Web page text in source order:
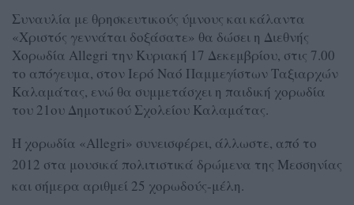
Συναυλία με θρησκευτικούς ύμνους και κάλαντα
«Χριστός γεννάται δοξάσατε» θα δώσει η Διεθνής
Χορωδία Allegri την Κυριακή 17 Δεκεμβρίου, στις 7.00
το απόγευμα, στον Ιερό Ναό Παμμεγίστων Ταξιαρχών
Καλαμάτας, ενώ θα συμμετάσχει η παιδική χορωδία
του 21ου Δημοτικού Σχολείου Καλαμάτας.
Η χορωδία «Αllegri» συνεισφέρει, άλλωστε, από το
2012 στα μουσικά πολιτιστικά δρώμενα της Μεσσηνίας
και σήμερα αριθμεί 25 χορωδούς-μέλη.